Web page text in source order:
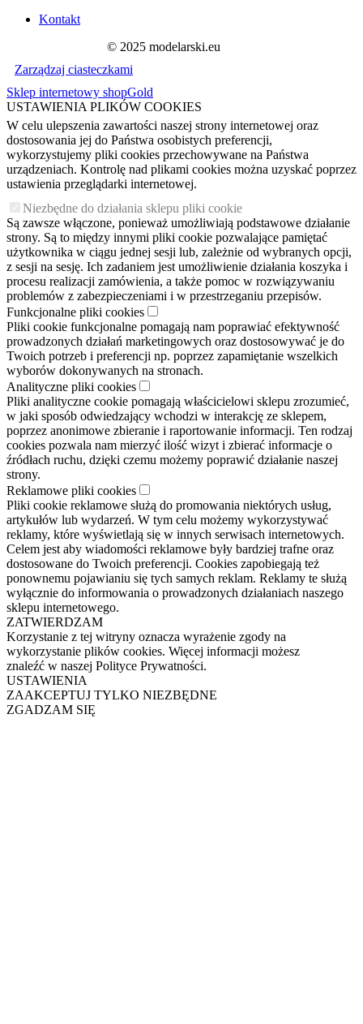
Kontakt
© 2025 modelarski.eu
Zarządzaj ciasteczkami
Sklep internetowy shopGold
USTAWIENIA PLIKÓW COOKIES
W celu ulepszenia zawartości naszej strony internetowej oraz
dostosowania jej do Państwa osobistych preferencji,
wykorzystujemy pliki cookies przechowywane na Państwa
urządzeniach. Kontrolę nad plikami cookies można uzyskać poprzez
ustawienia przeglądarki internetowej.
Niezbędne do działania sklepu pliki cookie
Są zawsze włączone, ponieważ umożliwiają podstawowe działanie
strony. Są to między innymi pliki cookie pozwalające pamiętać
użytkownika w ciągu jednej sesji lub, zależnie od wybranych opcji,
z sesji na sesję. Ich zadaniem jest umożliwienie działania koszyka i
procesu realizacji zamówienia, a także pomoc w rozwiązywaniu
problemów z zabezpieczeniami i w przestrzeganiu przepisów.
Funkcjonalne pliki cookies
Pliki cookie funkcjonalne pomagają nam poprawiać efektywność
prowadzonych działań marketingowych oraz dostosowywać je do
Twoich potrzeb i preferencji np. poprzez zapamiętanie wszelkich
wyborów dokonywanych na stronach.
Analityczne pliki cookies
Pliki analityczne cookie pomagają właścicielowi sklepu zrozumieć,
w jaki sposób odwiedzający wchodzi w interakcję ze sklepem,
poprzez anonimowe zbieranie i raportowanie informacji. Ten rodzaj
cookies pozwala nam mierzyć ilość wizyt i zbierać informacje o
źródłach ruchu, dzięki czemu możemy poprawić działanie naszej
strony.
Reklamowe pliki cookies
Pliki cookie reklamowe służą do promowania niektórych usług,
artykułów lub wydarzeń. W tym celu możemy wykorzystywać
reklamy, które wyświetlają się w innych serwisach internetowych.
Celem jest aby wiadomości reklamowe były bardziej trafne oraz
dostosowane do Twoich preferencji. Cookies zapobiegają też
ponownemu pojawianiu się tych samych reklam. Reklamy te służą
wyłącznie do informowania o prowadzonych działaniach naszego
sklepu internetowego.
ZATWIERDZAM
Korzystanie z tej witryny oznacza wyrażenie zgody na
wykorzystanie plików cookies. Więcej informacji możesz
znaleźć w naszej Polityce Prywatności.
USTAWIENIA
ZAAKCEPTUJ TYLKO NIEZBĘDNE
ZGADZAM SIĘ